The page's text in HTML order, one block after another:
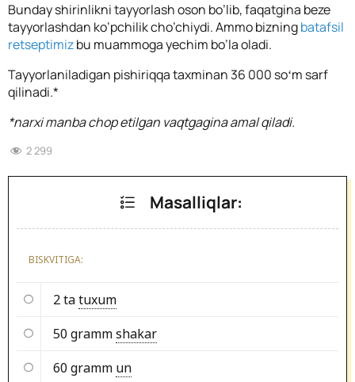
Bunday shirinlikni tayyorlash oson bo’lib, faqatgina beze
tayyorlashdan ko’pchilik cho’chiydi. Ammo bizningbatafsil
retseptimizbu muammoga yechim bo’la oladi.
Tayyorlaniladigan pishiriqqa taxminan 36 000 soʻm sarf
qilinadi.*
*narxi manba chop etilgan vaqtgagina amal qiladi.
2 299
Masalliqlar:
BISKVITIGA:
2 tatuxum
50 grammshakar
60 gramm un